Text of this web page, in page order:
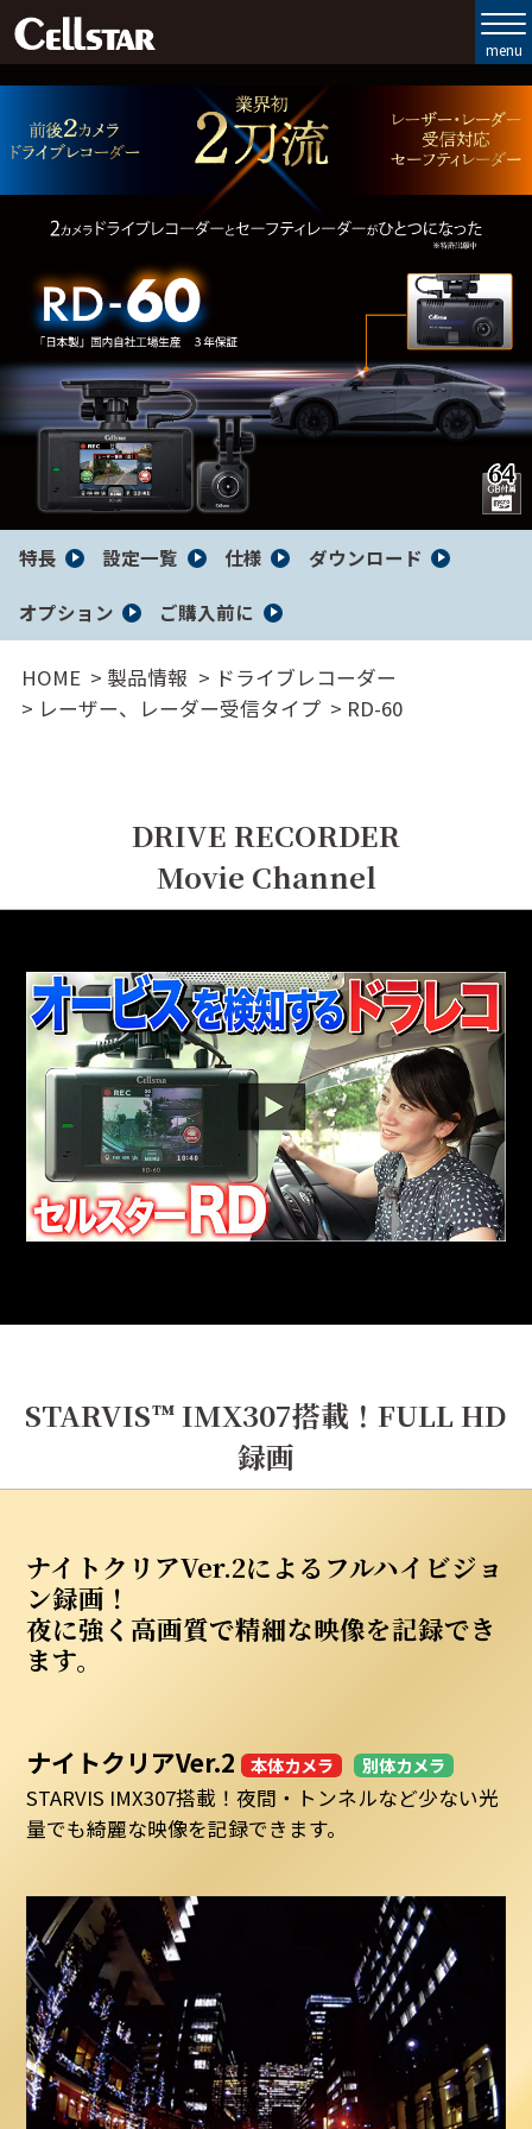
製品ラインナップ
セルスターの強み
お客様サポート
会社情報
お問い合わせ
MyCellstar
Cellstar Direct
サイト内検索
特長 設定一覧 仕様 ダウンロード
オプション ご購入前に
HOME 製品情報
ドライブレコーダー
レーザー、レーダー受信タイプ
RD-60
DRIVE RECORDER
Movie Channel
STARVIS™ IMX307搭載！FULL HD
録画
ナイトクリアVer.2によるフルハイビジョ
ン録画！
夜に強く高画質で精細な映像を記録でき
ます。
ナイトクリアVer.2 本体カメラ 別体カメラ
STARVIS IMX307搭載！夜間・トンネルなど少ない光
量でも綺麗な映像を記録できます。